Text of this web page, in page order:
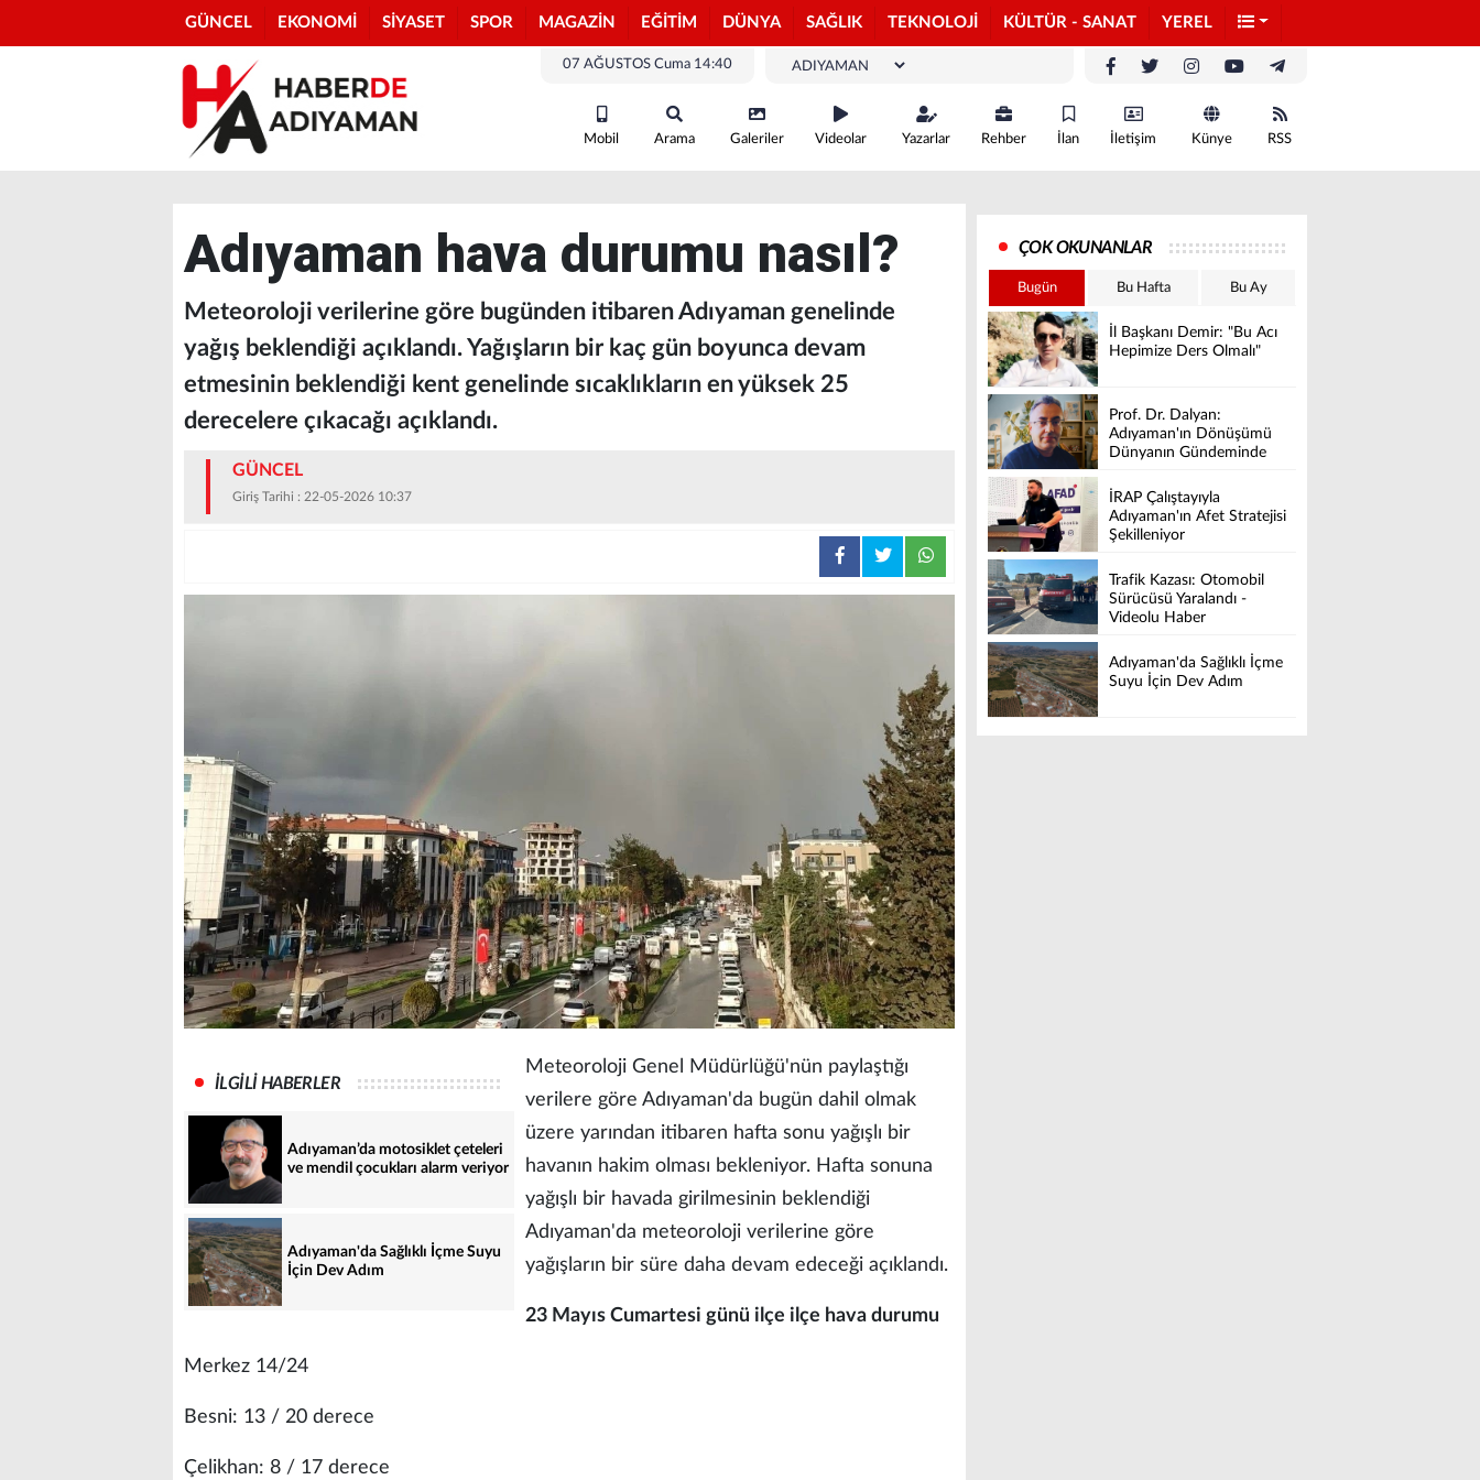
GÜNCEL EKONOMİ SİYASET SPOR MAGAZİN EĞİTİM DÜNYA SAĞLIK TEKNOLOJİ KÜLTÜR - SANAT YEREL
07 AĞUSTOS Cuma 14:40
Mobil Arama Galeriler Videolar Yazarlar Rehber İlan İletişim Künye RSS
Adıyaman hava durumu nasıl?
Meteoroloji verilerine göre bugünden itibaren Adıyaman genelinde
yağış beklendiği açıklandı. Yağışların bir kaç gün boyunca devam
etmesinin beklendiği kent genelinde sıcaklıkların en yüksek 25
derecelere çıkacağı açıklandı.
GÜNCEL
Giriş Tarihi : 22-05-2026 10:37
İLGİLİ HABERLER
Adıyaman’da motosiklet çeteleri
ve mendil çocukları alarm veriyor
Adıyaman'da Sağlıklı İçme Suyu
İçin Dev Adım
Meteoroloji Genel Müdürlüğü'nün paylaştığı
verilere göre Adıyaman'da bugün dahil olmak
üzere yarından itibaren hafta sonu yağışlı bir
havanın hakim olması bekleniyor. Hafta sonuna
yağışlı bir havada girilmesinin beklendiği
Adıyaman'da meteoroloji verilerine göre
yağışların bir süre daha devam edeceği açıklandı.
23 Mayıs Cumartesi günü ilçe ilçe hava durumu
Merkez 14/24
Besni: 13 / 20 derece
Çelikhan: 8 / 17 derece
ÇOK OKUNANLAR
Bugün Bu Hafta Bu Ay
İl Başkanı Demir: "Bu Acı
Hepimize Ders Olmalı"
Prof. Dr. Dalyan:
Adıyaman'ın Dönüşümü
Dünyanın Gündeminde
İRAP Çalıştayıyla
Adıyaman'ın Afet Stratejisi
Şekilleniyor
Trafik Kazası: Otomobil
Sürücüsü Yaralandı -
Videolu Haber
Adıyaman'da Sağlıklı İçme
Suyu İçin Dev Adım